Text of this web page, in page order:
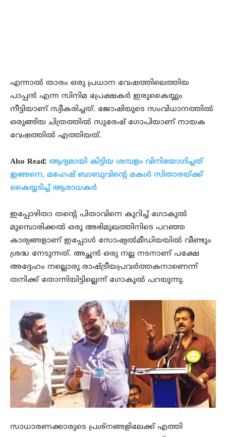
എന്നാല്‍ താരം ഒരു പ്രധാന വേഷത്തിലെത്തിയ
പാപ്പന്‍ എന്ന സിനിമ പ്രേക്ഷകര്‍ ഇരുകൈയ്യും
നീട്ടിയാണ് സ്വീകരിച്ചത്. ജോഷിയുടെ സംവിധാനത്തില്‍
ഒരുങ്ങിയ ചിത്രത്തില്‍ സുരേഷ് ഗോപിയാണ് നായക
വേഷത്തില്‍ എത്തിയത്.
Also Read: ആദ്യമായി കിട്ടിയ ശമ്പളം വിനിയോഗിച്ചത്
ഇങ്ങനെ, മഹേഷ് ബാബുവിന്റെ മകള്‍ സിതാരയ്ക്ക്
കൈയ്യടിച്ച് ആരാധകര്‍
ഇപ്പോഴിതാ തന്റെ പിതാവിനെ കുറിച്ച് ഗോകുല്‍
മുമ്പൊരിക്കല്‍ ഒരു അഭിമുഖത്തിനിടെ പറഞ്ഞ
കാര്യങ്ങളാണ് ഇപ്പോള്‍ സോഷ്യല്‍മീഡിയയില്‍ വീണ്ടും
ശ്രദ്ധ നേടുന്നത്. അച്ഛന്‍ ഒരു നല്ല നടനാണ് പക്ഷേ
അദ്ദേഹം നല്ലൊരു രാഷ്ട്രീയപ്രവര്‍ത്തകനാണെന്ന്
തനിക്ക് തോന്നിയിട്ടില്ലെന്ന് ഗോകുല്‍ പറയുന്നു.
സാധാരണക്കാരുടെ പ്രശ്‌നങ്ങളിലേക്ക് എത്തി